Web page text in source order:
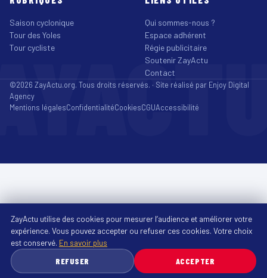
Saison cyclonique
Tour des Yoles
Tour cycliste
Qui sommes-nous ?
Espace adhérent
Régie publicitaire
Soutenir ZayActu
Contact
©2026 ZayActu.org. Tous droits réservés. · Site réalisé par Enjoy Digital
Agency
Mentions légalesConfidentialitéCookiesCGUAccessibilité
ZayActu utilise des cookies pour mesurer l’audience et améliorer votre
expérience. Vous pouvez accepter ou refuser ces cookies. Votre choix
est conservé. En savoir plus
REFUSER
ACCEPTER